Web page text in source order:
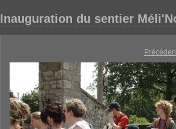
Inauguration du sentier